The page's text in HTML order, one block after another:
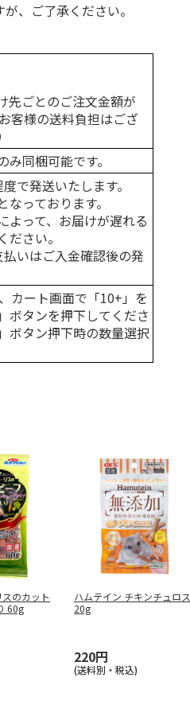
、ご了承ください。
先ごとのご注文金額が
客様の送料負担はござ
み同梱可能です。
で発送いたします。
っております。
って、お届けが遅れる
さい。
いはご入金確認後の発
カート画面で「10+」を
ボタンを押下してくださ
ボタン押下時の数量選択
のカット
60g
ハムテイン チキンチュロス
20g
220円
(送料別・税込)